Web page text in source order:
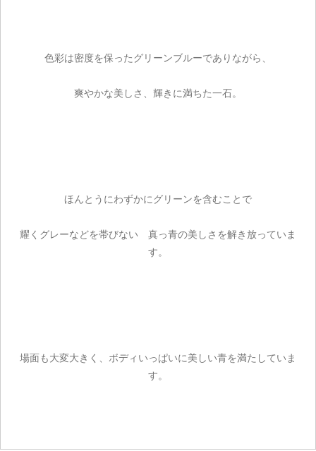
色彩は密度を保ったグリーンブルーでありながら、
爽やかな美しさ、輝きに満ちた一石。
ほんとうにわずかにグリーンを含むことで
耀くグレーなどを帯びない 真っ青の美しさを解き放っていま
す。
場面も大変大きく、ボディいっぱいに美しい青を満たしていま
す。